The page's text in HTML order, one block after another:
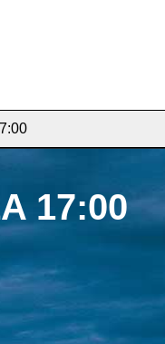
17:00